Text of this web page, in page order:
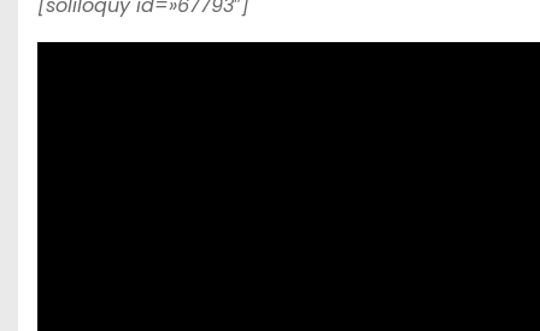
[soliloquy id=»67793″]